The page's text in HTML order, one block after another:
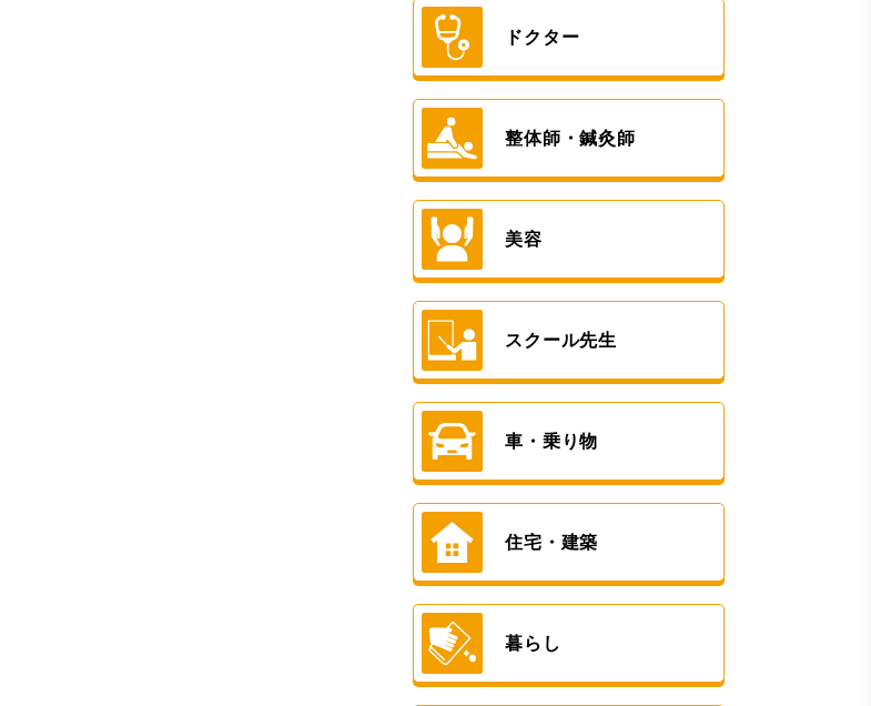
ドクター
整体師・鍼灸師
美容
スクール先生
車・乗り物
住宅・建築
暮らし